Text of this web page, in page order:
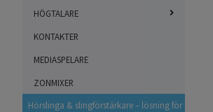
HÖGTALARE
KONTAKTER
MEDIASPELARE
ZONMIXER
Hörslinga & slingförstärkare – lösning för